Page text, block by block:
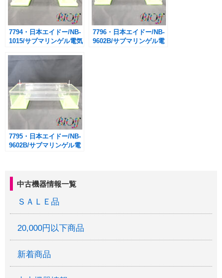
中古機器情報一覧
ＳＡＬＥ品
20,000円以下商品
新着商品
7794・日本エイドー/NB-
1015/サブマリンゲル電気
7796・日本エイドー/NB-
9602B/サブマリンゲル電
7795・日本エイドー/NB-
9602B/サブマリンゲル電